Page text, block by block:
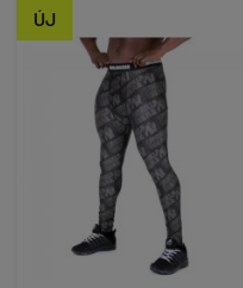
ÚJ